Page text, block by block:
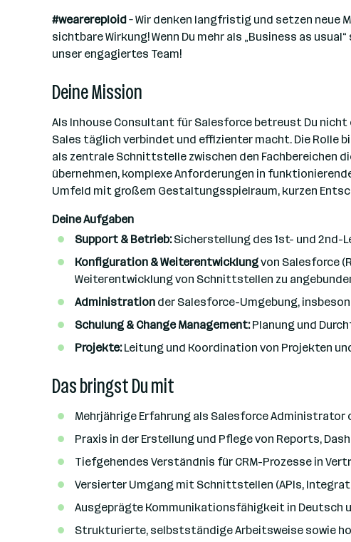
r
*
i
n
n
a
n
z
a
l
#wearereploid– Wir denken langfristig und setzen neue
sichtbare Wirkung! Wenn Du mehr als „Business as
unser engagiertes Team!
Deine Mission
Als Inhouse Consultant für Salesforce betreust Du
Sales täglich verbindet und effizienter macht. Die Rolle
als zentrale Schnittstelle zwischen den Fachbereichen
übernehmen, komplexe Anforderungen in
Umfeld mit großem Gestaltungsspielraum, kurzen
Deine Aufgaben
Support & Betrieb:Sicherstellung des 1st- und 2nd-
Konfiguration & Weiterentwicklungvon Salesforce
Weiterentwicklung von Schnittstellen zu
Administration der Salesforce-Umgebung,
Schulung & Change Management:Planung und
Projekte:Leitung und Koordination von Projekten
Das bringst Du mit
Mehrjährige Erfahrung als Salesforce
Praxis in der Erstellung und Pflege von Reports,
Tiefgehendes Verständnis für CRM-Prozesse in
Versierter Umgang mit Schnittstellen (APIs,
Ausgeprägte Kommunikationsfähigkeit in Deutsch
Strukturierte, selbstständige Arbeitsweise sowie